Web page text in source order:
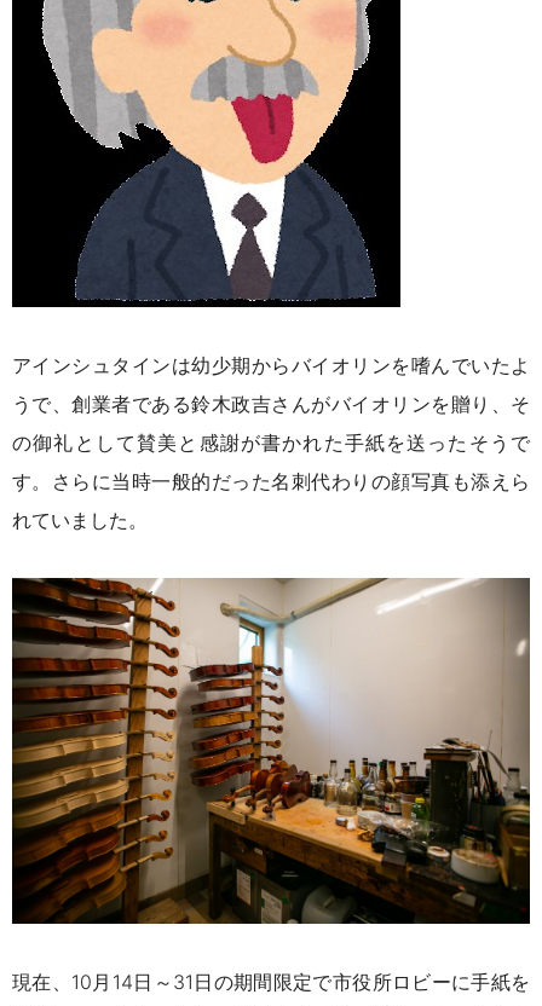
アインシュタインは幼少期からバイオリンを嗜んでいたよ
うで、創業者である鈴木政吉さんがバイオリンを贈り、そ
の御礼として賛美と感謝が書かれた手紙を送ったそうで
す。さらに当時一般的だった名刺代わりの顔写真も添えら
れていました。
現在、 10 月 14日～ 31 日の期間限定で市役所ロビーに手紙を